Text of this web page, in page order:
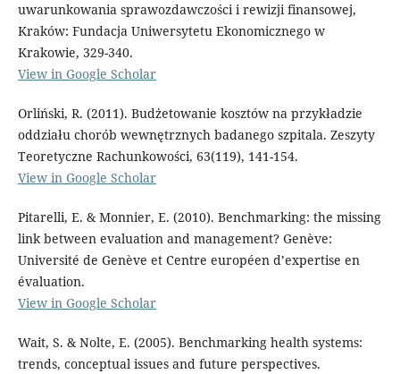
uwarunkowania sprawozdawczości i rewizji finansowej,
Kraków: Fundacja Uniwersytetu Ekonomicznego w
Krakowie, 329-340.
View in Google Scholar
Orliński, R. (2011). Budżetowanie kosztów na przykładzie
oddziału chorób wewnętrznych badanego szpitala. Zeszyty
Teoretyczne Rachunkowości, 63(119), 141-154.
View in Google Scholar
Pitarelli, E. & Monnier, E. (2010). Benchmarking: the missing
link between evaluation and management? Genève:
Université de Genève et Centre européen d’expertise en
évaluation.
View in Google Scholar
Wait, S. & Nolte, E. (2005). Benchmarking health systems:
trends, conceptual issues and future perspectives.